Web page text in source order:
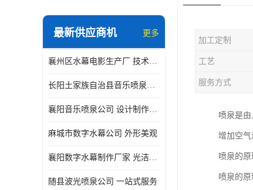
数字水幕
珍珠泉
最新供应商机 更多
襄州区水幕电影生产厂 技术精湛
长阳土家族自治县音乐喷泉制作厂家 设计制作安装一体化服务
襄阳音乐喷泉公司 设计制作安装一体化服务
麻城市数字水幕公司 外形美观
襄阳数字水幕制作厂家 光洁度好
随县波光喷泉公司 一站式服务
加工定制
工艺
服务方式
喷泉是
增加空气
喷泉的原
喷泉的